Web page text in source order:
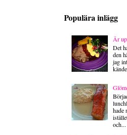
Populära inlägg
Är
Det
den
jag
hade
och...